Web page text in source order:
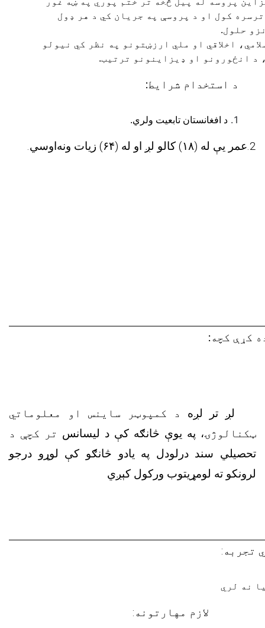
کول او د پروسې په جريان کي د هر ډول
حلول.
اخلاقي او ملي ارزښتونو په نظر کي نيولو
د انځورونو او ډيزاينونو ترتيب.
د استخدام شرايط:
د افغانستان تابعیت ولري.
2.عمر یې له (۱۸) کالو لږ او له (۶۴) زیات ونه‌اوسي.
کړې کچه:
لږ تر لږه د کمپوټر ساینس او معلوماتي
ټکنالوژۍ، په یوې څانګه کې د لیسانس تر کچې د
تحصیلي سند درلودل په یادو څانګو کې لوړو درجو
لرونکو ته لومړیتوب ورکول کېږي
تجربه:
نه لري
لازم مهارتونه: